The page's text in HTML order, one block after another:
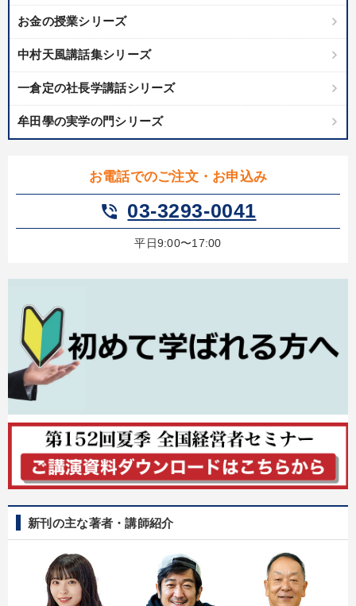
お金の授業シリーズ
中村天風講話集シリーズ
一倉定の社長学講話シリーズ
牟田學の実学の門シリーズ
お電話でのご注文・お申込み
phone_in_talk 03-3293-0041
平日9:00〜17:00
新刊の主な著者・講師紹介